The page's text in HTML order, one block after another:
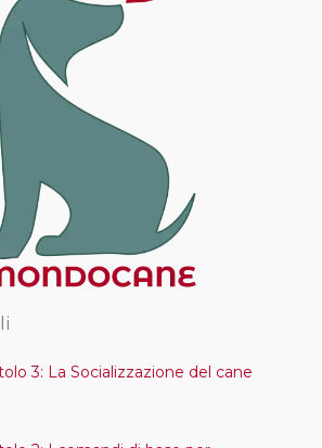
3: La Socializzazione del cane